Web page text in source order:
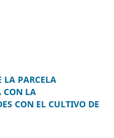
LA PARCELA
CON LA
CON EL CULTIVO DE